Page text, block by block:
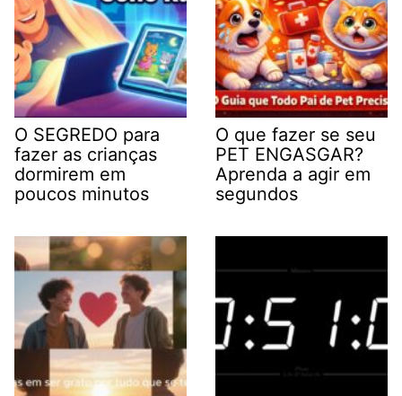
O SEGREDO para
fazer as crianças
dormirem em
poucos minutos
O que fazer se seu
PET ENGASGAR?
Aprenda a agir em
segundos